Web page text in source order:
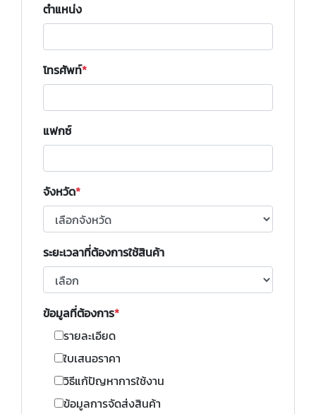
ตำแหน่ง
โทรศัพท์
แฟกซ์
จังหวัด
ระยะเวลาที่ต้องการใช้สินค้า
ข้อมูลที่ต้องการ
รายละเอียด
ใบเสนอราคา
วิธีแก้ปัญหาการใช้งาน
ข้อมูลการจัดส่งสินค้า